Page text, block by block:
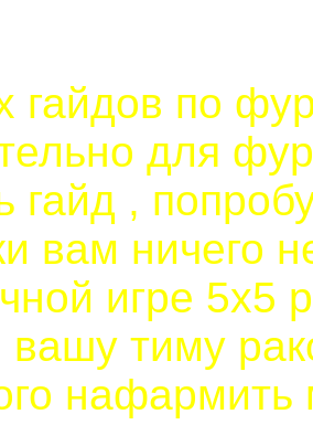
по
для
гайд ,
вам ничего
игре 5х5
вашу тиму